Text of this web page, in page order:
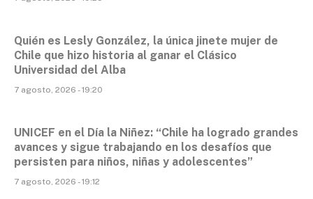
Quién es Lesly González, la única jinete mujer de
Chile que hizo historia al ganar el Clásico
Universidad del Alba
7 agosto, 2026 - 19:20
UNICEF en el Día la Niñez: “Chile ha logrado grandes
avances y sigue trabajando en los desafíos que
persisten para niños, niñas y adolescentes”
7 agosto, 2026 - 19:12